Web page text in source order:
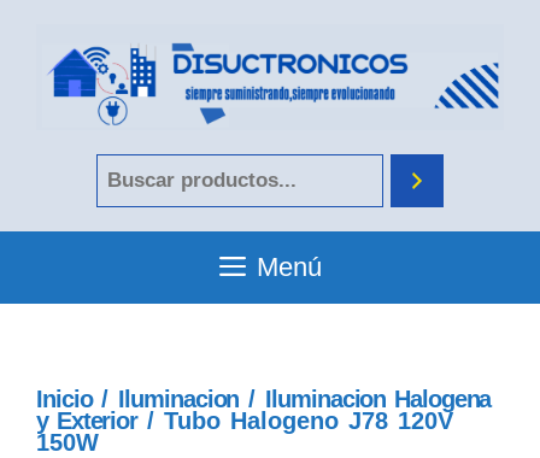
Menú
Inicio/ Iluminacion / Iluminacion Halogena
y Exterior/ Tubo Halogeno J78 120V
150W